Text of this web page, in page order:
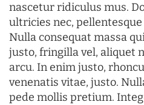
nascetur ridiculus mus.
ultricies nec,
Nulla consequat massa
justo, fringilla vel, aliquet
arcu. In enim justo,
venenatis vitae, justo.
pede mollis pretium.